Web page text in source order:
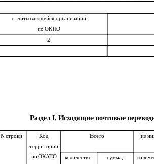
отчитывающейся организации
по ОКПО
2
Раздел I. Исходящие почтовые
N строки
Код
территории
по ОКАТО
Всего из
количество,
сумма,